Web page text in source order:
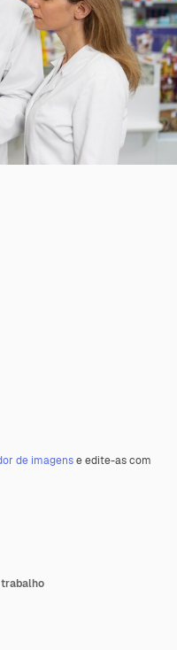
de imagense edite-as com